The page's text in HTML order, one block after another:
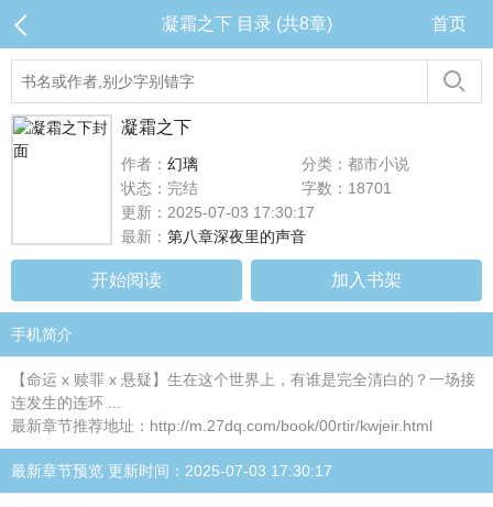
凝霜之下 目录 (共8章) 首页
凝霜之下
作者： 幻璃
分类：都市小说
状态：完结
字数：18701
更新：2025-07-03 17:30:17
最新： 第八章深夜里的声音
开始阅读 加入书架
手机简介
【命运 x 赎罪 x 悬疑】生在这个世界上，有谁是完全清白的？一场接
连发生的连环 ...
最新章节推荐地址：http://m.27dq.com/book/00rtir/kwjeir.html
最新章节预览 更新时间：2025-07-03 17:30:17